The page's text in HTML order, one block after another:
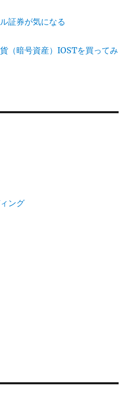
証券が気になる
（暗号資産）IOSTを買ってみ
ング